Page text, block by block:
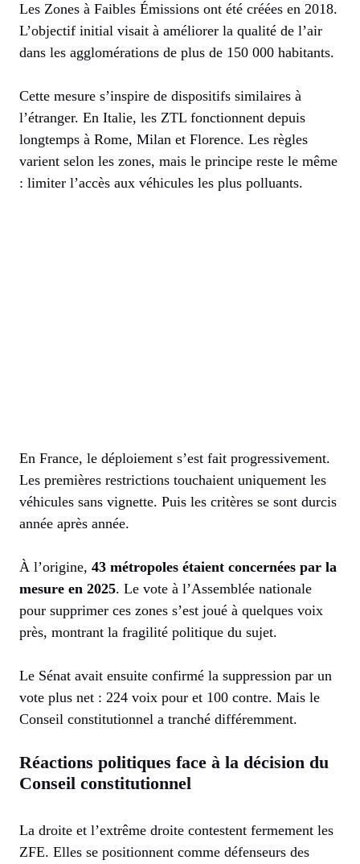
Les Zones à Faibles Émissions ont été créées en 2018.
L’objectif initial visait à améliorer la qualité de l’air
dans les agglomérations de plus de 150 000 habitants.
Cette mesure s’inspire de dispositifs similaires à
l’étranger. En Italie, les ZTL fonctionnent depuis
longtemps à Rome, Milan et Florence. Les règles
varient selon les zones, mais le principe reste le même
: limiter l’accès aux véhicules les plus polluants.
En France, le déploiement s’est fait progressivement.
Les premières restrictions touchaient uniquement les
véhicules sans vignette. Puis les critères se sont durcis
année après année.
À l’origine, 43 métropoles étaient concernées par la
mesure en 2025. Le vote à l’Assemblée nationale
pour supprimer ces zones s’est joué à quelques voix
près, montrant la fragilité politique du sujet.
Le Sénat avait ensuite confirmé la suppression par un
vote plus net : 224 voix pour et 100 contre. Mais le
Conseil constitutionnel a tranché différemment.
Réactions politiques face à la décision du
Conseil constitutionnel
La droite et l’extrême droite contestent fermement les
ZFE. Elles se positionnent comme défenseurs des